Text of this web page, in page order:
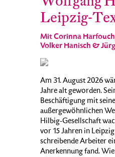
Leipzig-
Mit Corinna
Volker Hanisch &
Am 31. August 2026
Jahre alt geworden.
Beschäftigung mit
außergewöhnlichen
Hilbig-Gesellschaft
vor 15 Jahren in
schreibende Arbeiter
Anerkennung fand.